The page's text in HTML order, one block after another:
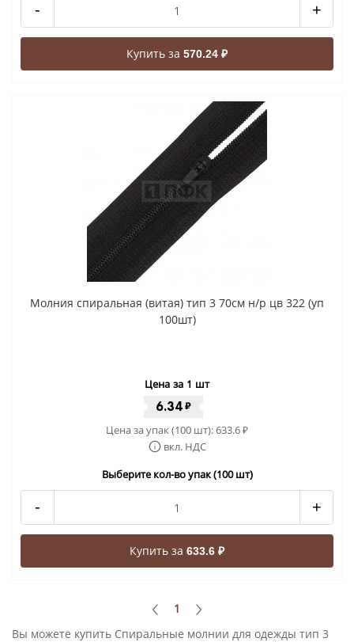
- +
Купить за 570.24 ₽
Молния спиральная (витая) тип 3 70см н/р цв 322 (уп
100шт)
Цена за 1 шт
6.34 ₽
Цена за упак (100 шт):633.6₽
вкл. НДС
Выберите кол-во упак (100 шт)
- +
Купить за 633.6 ₽
1
Вы можете купить Спиральные молнии для одежды тип 3